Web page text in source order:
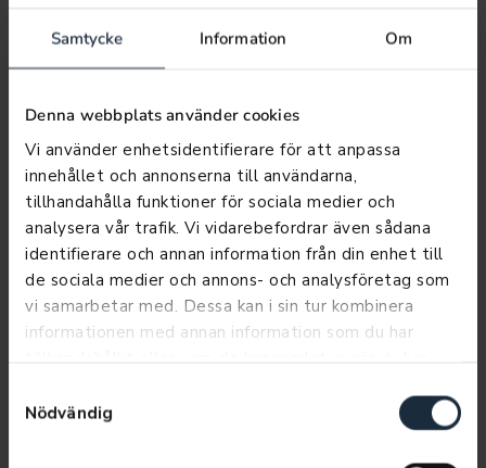
Samtycke Information Om
Denna webbplats använder cookies
Vi använder enhetsidentifierare för att anpassa
innehållet och annonserna till användarna,
tillhandahålla funktioner för sociala medier och
analysera vår trafik. Vi vidarebefordrar även sådana
identifierare och annan information från din enhet till
de sociala medier och annons- och analysföretag som
vi samarbetar med. Dessa kan i sin tur kombinera
informationen med annan information som du har
Nödvändig
Privatleasing
Subaru Privatleasing erbjuder ett
bekymmersfritt bilägande. Ett enkelt och
smidigt sätt att köra en ny Subaru i 3 år. I
månadskostnaden ingår alltid fri service.
Fördelar:
Du kör alltid en ny Subaru
0 kr i kontantinsats